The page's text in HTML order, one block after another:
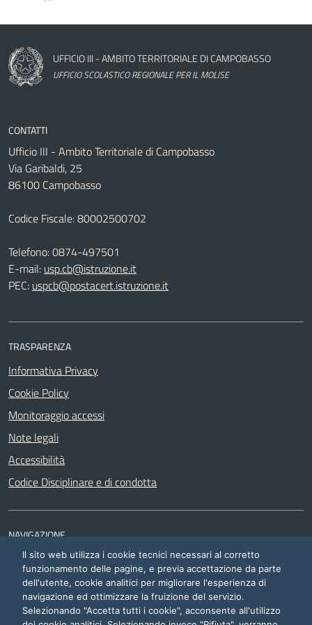
Nome dell'amministrazione
UFFICIO III - AMBITO TERRITORIALE DI CAMPOBASSO
UFFICIO SCOLASTICO REGIONALE PER IL MOLISE
CONTATTI
Ufficio III - Ambito Territoriale di Campobasso
Via Garibaldi, 25
86100 Campobasso
Codice Fiscale: 80002500702
Telefono:0874-497501
E-mail: usp.cb@istruzione.it
PEC: uspcb@postacert.istruzione.it
TRASPARENZA
Informativa Privacy
Cookie Policy
Monitoraggio accessi
Note legali
Accessibilità
Codice Disciplinare e di condotta
NAVIGAZIONE
Siti di interesse
Il sito web utilizza i cookie tecnici necessari al corretto
funzionamento delle pagine, e previa accettazione da parte
dell'utente, cookie analitici per migliorare l'esperienza di
navigazione ed ottimizzare la fruizione del servizio.
Selezionando "Accetta tutti i cookie", acconsente all'utilizzo